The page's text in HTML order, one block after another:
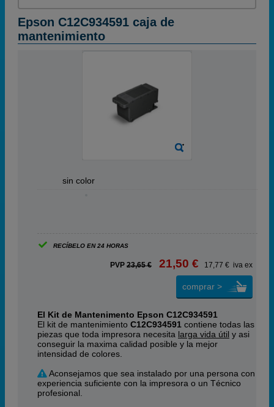
Epson C12C934591 caja de
mantenimiento
sin color
RECÍBELO EN 24 HORAS
PVP 23,65 € 21,50 € 17,77 € iva ex
comprar >
El Kit de Mantenimento Epson C12C934591
El kit de mantenimiento C12C934591 contiene todas las
piezas que toda impresora necesita larga vida útil y asi
conseguir la maxima calidad posible y la mejor
intensidad de colores.
Aconsejamos que sea instalado por una persona con
experiencia suficiente con la impresora o un Técnico
profesional.